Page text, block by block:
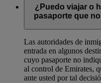
¿Puedo viajar o
pasaporte que
Las autoridades de
entrada en algunos
cuyo pasaporte no
al control de Emirates,
ante usted por tal